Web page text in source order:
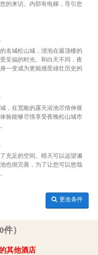
的来访。内部有电梯，导引您
名城松山城，浸泡在最顶楼的
至福的时光。和白天不同，夜
一变成为更能感受雄壮历史的
，在宽敞的露天浴池尽情伸展
验能够尽情享受夜晚松山城市
充足的空间。晴天可以远望濑
也很完善，为了让您可以悠哉
更改条件
）
其他酒店